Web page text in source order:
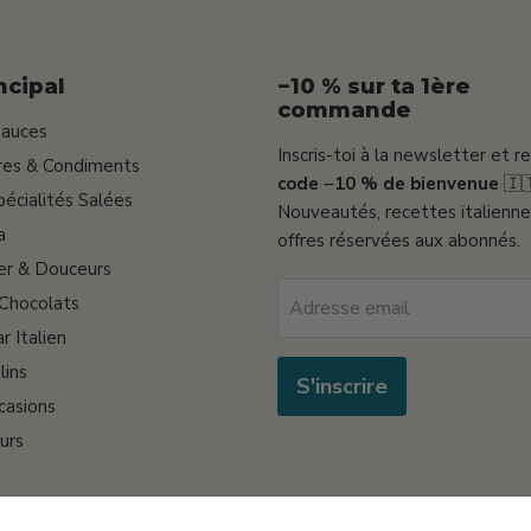
& Condiments
Salées
& Douceurs
Italien
−10 % sur ta 1ère
commande
Inscris-toi à la newsletter et
code −10 % de bienvenue
Nouveautés, recettes
offres réservées aux abonnés.
Adresse email
S'inscrire